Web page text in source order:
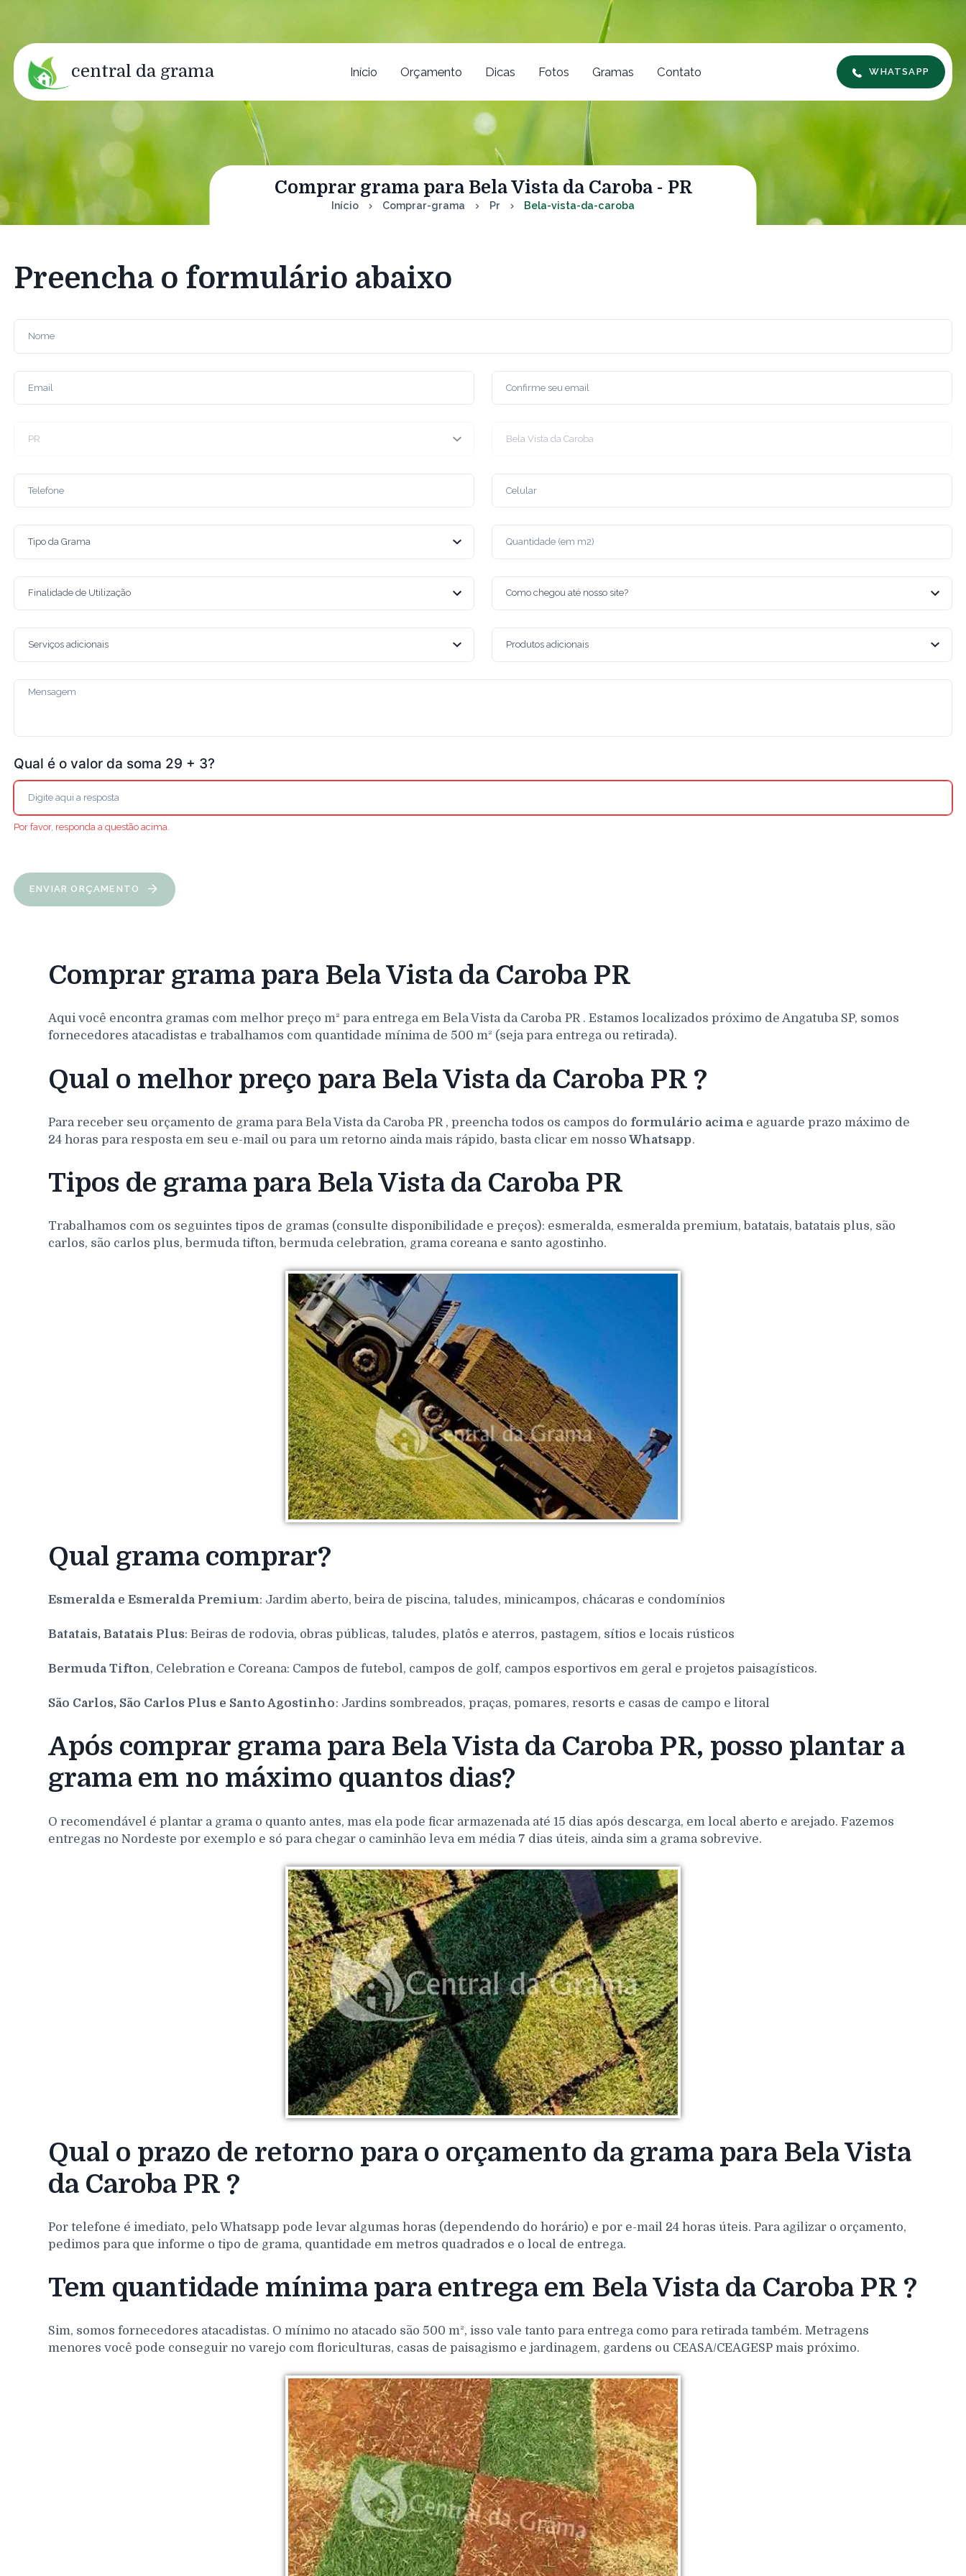
central da grama Início Orçamento Dicas Fotos Gramas Contato WHATSAPP
Comprar grama para Bela Vista da Caroba - PR
Início Comprar-grama Pr Bela-vista-da-caroba
Preencha o formulário abaixo
Qual é o valor da soma 29 + 3?
Por favor, responda a questão acima.
ENVIAR ORÇAMENTO
Comprar grama para Bela Vista da Caroba PR
Aqui você encontra gramas com melhor preço m² para entrega em Bela Vista da Caroba PR. Estamos localizados próximo de Angatuba SP, somos
fornecedores atacadistas e trabalhamos com quantidade mínima de 500 m² (seja para entrega ou retirada).
Qual o melhor preço para Bela Vista da Caroba PR ?
Para receber seu orçamento de grama para Bela Vista da Caroba PR , preencha todos os campos do formulário acima e aguarde prazo máximo de
24 horas para resposta em seu e-mail ou para um retorno ainda mais rápido, basta clicar em nosso Whatsapp.
Tipos de grama para Bela Vista da Caroba PR
Trabalhamos com os seguintes tipos de gramas (consulte disponibilidade e preços): esmeralda, esmeralda premium, batatais, batatais plus, são
carlos, são carlos plus, bermuda tifton, bermuda celebration, grama coreana e santo agostinho.
Qual grama comprar?
Esmeralda e Esmeralda Premium: Jardim aberto, beira de piscina, taludes, minicampos, chácaras e condomínios
Batatais, Batatais Plus: Beiras de rodovia, obras públicas, taludes, platôs e aterros, pastagem, sítios e locais rústicos
Bermuda Tifton, Celebration e Coreana: Campos de futebol, campos de golf, campos esportivos em geral e projetos paisagísticos.
São Carlos, São Carlos Plus e Santo Agostinho: Jardins sombreados, praças, pomares, resorts e casas de campo e litoral
Após comprar grama para Bela Vista da Caroba PR, posso plantar a
grama em no máximo quantos dias?
O recomendável é plantar a grama o quanto antes, mas ela pode ficar armazenada até 15 dias após descarga, em local aberto e arejado. Fazemos
entregas no Nordeste por exemplo e só para chegar o caminhão leva em média 7 dias úteis, ainda sim a grama sobrevive.
Qual o prazo de retorno para o orçamento da grama para Bela Vista
da Caroba PR ?
Por telefone é imediato, pelo Whatsapp pode levar algumas horas (dependendo do horário) e por e-mail 24 horas úteis. Para agilizar o orçamento,
pedimos para que informe o tipo de grama, quantidade em metros quadrados e o local de entrega.
Tem quantidade mínima para entrega em Bela Vista da Caroba PR ?
Sim, somos fornecedores atacadistas. O mínimo no atacado são 500 m², isso vale tanto para entrega como para retirada também. Metragens
menores você pode conseguir no varejo com floriculturas, casas de paisagismo e jardinagem, gardens ou CEASA/CEAGESP mais próximo.